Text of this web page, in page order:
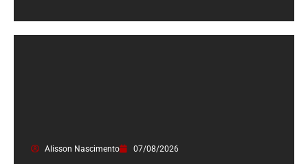
Alisson Nascimento 07/08/2026